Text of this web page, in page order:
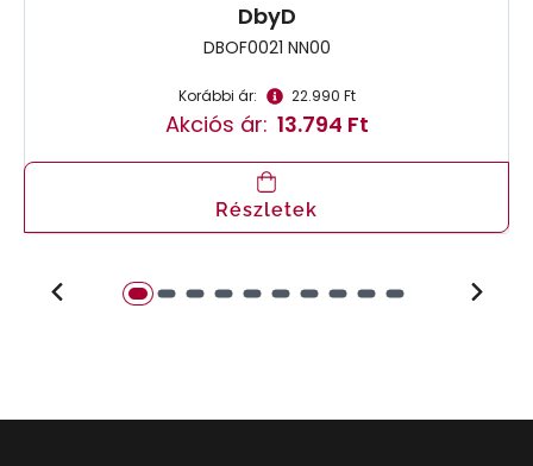
DbyD
DBOF0021 NN00
Korábbi ár: 22.990 Ft
Akciós ár: 13.794 Ft
Részletek